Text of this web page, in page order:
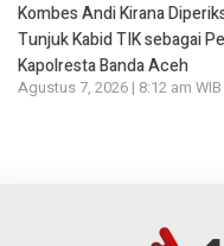
Kombes Andi Kirana
Tunjuk Kabid TIK sebagai
Kapolresta Banda Aceh
Agustus 7, 2026 | 8:12 am WIB